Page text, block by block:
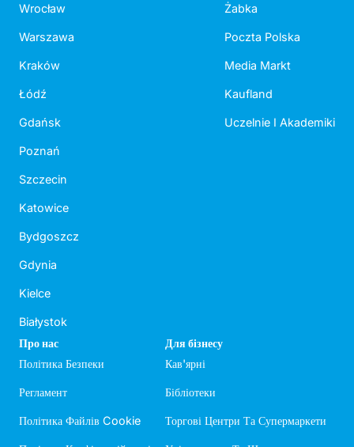
Wrocław
Warszawa
Kraków
Łódź
Gdańsk
Poznań
Szczecin
Katowice
Bydgoszcz
Gdynia
Kielce
Białystok
Żabka
Poczta Polska
Media Markt
Kaufland
Uczelnie I Akademiki
Про нас
Політика Безпеки
Регламент
Політика Файлів Cookie
Для бізнесу
Кав'ярні
Бібліотеки
Торгові Центри Та Супермаркети